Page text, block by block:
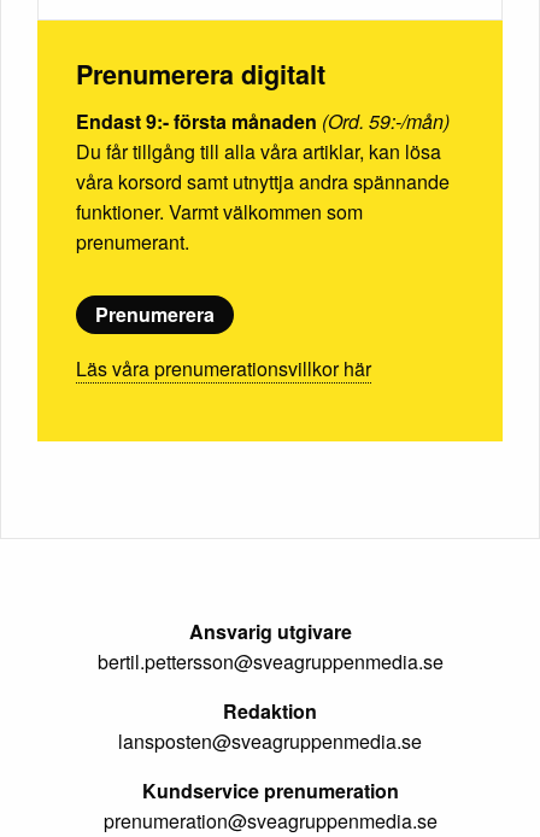
Prenumerera digitalt
Endast 9:- första månaden (Ord. 59:-/mån)
Du får tillgång till alla våra artiklar, kan lösa
våra korsord samt utnyttja andra spännande
funktioner. Varmt välkommen som
prenumerant.
Prenumerera
Läs våra prenumerationsvillkor här
Ansvarig utgivare
bertil.pettersson@sveagruppenmedia.se
Redaktion
lansposten@sveagruppenmedia.se
Kundservice prenumeration
prenumeration@sveagruppenmedia.se